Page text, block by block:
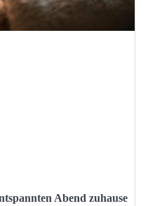
Abend zuhause